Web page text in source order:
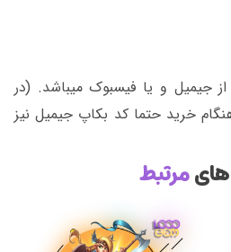
جیمیل و یا فیسبوک میباشد. (در
خرید حتما کد بکاپ جیمیل نیز
مرتبط